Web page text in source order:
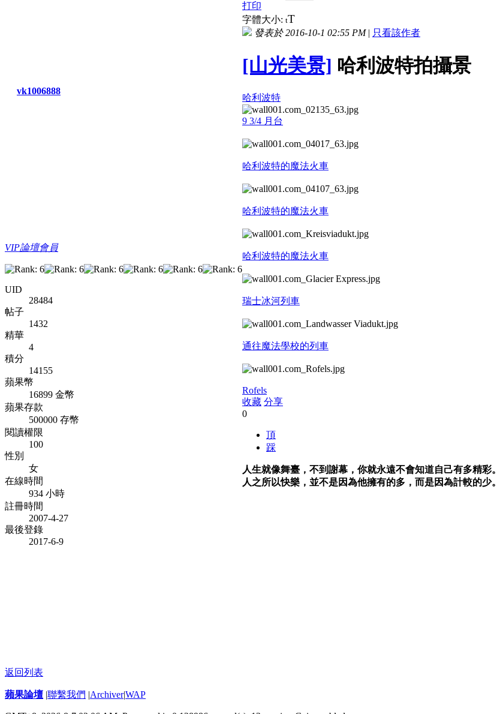
vk1006888
VIP論壇會員
UID
28484
帖子
1432
精華
4
積分
14155
蘋果幣
16899 金幣
蘋果存款
500000 存幣
閱讀權限
100
性別
女
在線時間
934 小時
註冊時間
2007-4-27
最後登錄
2017-6-9
打印
字體大小: tT
發表於 2016-10-1 02:55 PM| 只看該作者
[山光美景] 哈利波特拍攝景
哈利波特
9 3/4 月台
哈利波特的魔法火車
哈利波特的魔法火車
哈利波特的魔法火車
瑞士冰河列車
通往魔法學校的列車
Rofels
收藏 分享
0
頂
踩
人生就像舞臺，不到謝幕，你就永遠不會知道自己有多精彩。
人之所以快樂，並不是因為他擁有的多，而是因為計較的少。
返回列表
蘋果論壇 |聯繫我們 |Archiver|WAP